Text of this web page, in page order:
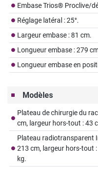
Embase Trios® Proclive/
Réglage latéral : 25°.
Largeur embase : 81 cm.
Longueur embase : 279
Longueur embase en
Modèles
Plateau de chirurgie du
cm, largeur hors-tout : 43
Plateau radiotransparent
213 cm, largeur hors-tout
kg.